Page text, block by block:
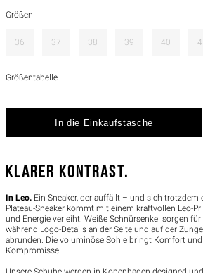
Größen
36 37 38 39 40
Größentabelle
KLARER KONTRAST.
In Leo. Ein Sneaker, der auffällt – und sich trotzdem
Plateau-Sneaker kommt mit einem kraftvollen Leo-
und Energie verleiht. Weiße Schnürsenkel sorgen
während Logo-Details an der Seite und auf der
abrunden. Die voluminöse Sohle bringt Komfort
Kompromisse.